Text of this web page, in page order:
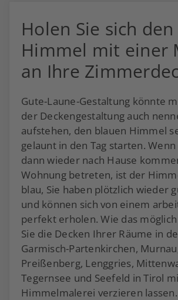
Holen Sie sich den
Himmel mit einer
an Ihre
Gute-Laune-Gestaltung könnte
der Deckengestaltung auch
aufstehen, den blauen Himmel
gelaunt in den Tag starten. Wenn
dann wieder nach Hause
Wohnung betreten, ist der
blau, Sie haben plötzlich wieder
und können sich von einem
perfekt erholen. Wie das
Sie die Decken Ihrer Räume in
Garmisch-Partenkirchen,
Preißenberg, Lenggries,
Tegernsee und Seefeld in Tirol
Himmelmalerei verzieren lassen.